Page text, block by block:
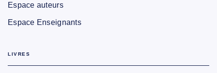
Espace auteurs
Espace Enseignants
LIVRES